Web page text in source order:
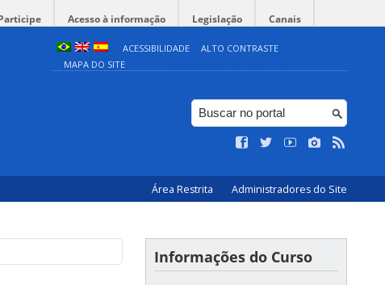
Acesso à informação Legislação Canais
ACESSIBILIDADE
ALTO CONTRASTE
MAPA DO SITE
Área Restrita Administradores do Site
Informações do Curso